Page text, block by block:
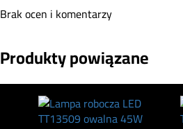
Brak ocen i komentarzy
Produkty powiązane